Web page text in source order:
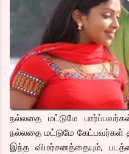
நல்லதை மட்டுமே
நல்லதை மட்டுமே கேட்பவர்கள்
இந்த விமர்சனத்தையும்,